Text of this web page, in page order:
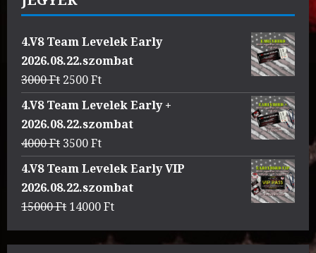
4.V8 Team Levelek Early
2026.08.22.szombat
3000Ft Original
price
was:
3000 Ft.
2500FtCurrent
price
4.V8 Team Levelek Early +
2026.08.22.szombat
4000Ft Original
price
was:
4000 Ft.
3500FtCurrent
price
3500 Ft.
4.V8 Team Levelek Early VIP
2026.08.22.szombat
15000Ft Original
was:
14000FtCurrent
is: